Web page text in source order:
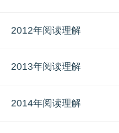
2012年阅读理解
2013年阅读理解
2014年阅读理解